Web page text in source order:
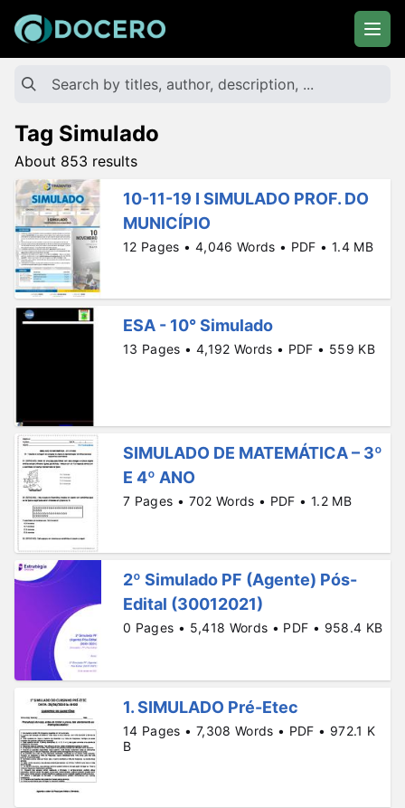
Tag Simulado
About 853 results
10-11-19 I SIMULADO PROF. DO
MUNICÍPIO
12 Pages • 4,046 Words • PDF • 1.4 MB
ESA - 10° Simulado
13 Pages • 4,192 Words • PDF • 559 KB
SIMULADO DE MATEMÁTICA – 3º
E 4º ANO
7 Pages • 702 Words • PDF • 1.2 MB
2º Simulado PF (Agente) Pós-
Edital (30012021)
0 Pages • 5,418 Words • PDF • 958.4 KB
1. SIMULADO Pré-Etec
14 Pages • 7,308 Words • PDF • 972.1 K
B